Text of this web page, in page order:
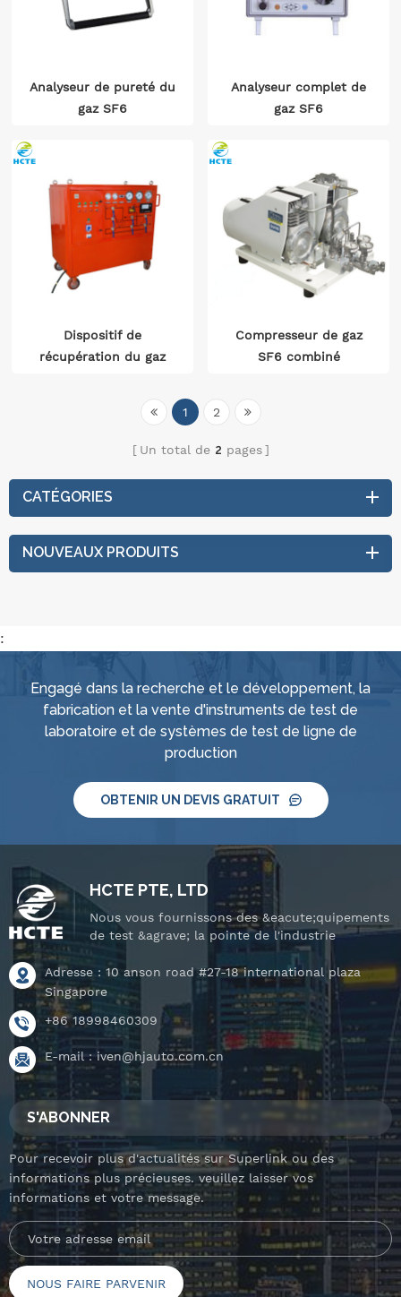
Analyseur de pureté du
gaz SF6
Analyseur complet de
gaz SF6
Dispositif de
récupération du gaz
Compresseur de gaz
SF6 combiné
1 2
Un total de 2 pages
CATÉGORIES
NOUVEAUX PRODUITS
:
Engagé dans la recherche et le développement, la
fabrication et la vente d'instruments de test de
laboratoire et de systèmes de test de ligne de
production
OBTENIR UN DEVIS GRATUIT
HCTE PTE, LTD
Nous vous fournissons des &eacute;quipements
de test &agrave; la pointe de l'industrie
Adresse : 10 anson road #27-18 international plaza
Singapore
+86 18998460309
E-mail :iven@hjauto.com.cn
S'ABONNER
Pour recevoir plus d'actualités sur Superlink ou des
informations plus précieuses. veuillez laisser vos
informations et votre message.